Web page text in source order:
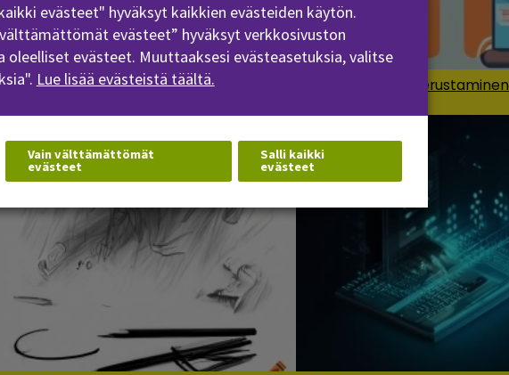
hyödyntäminen Verkkokaupan perustaminen
evästeet" hyväksyt kaikkien evästeiden käytön.
evästeet” hyväksyt verkkosivuston
oleelliset evästeet. Muuttaaksesi evästeasetuksia, valitse
Lue lisää evästeistä täältä.
Vain välttämättömät
evästeet
Salli kaikki
evästeet